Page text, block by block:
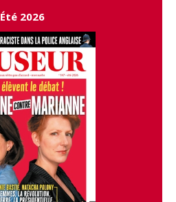
Été 2026